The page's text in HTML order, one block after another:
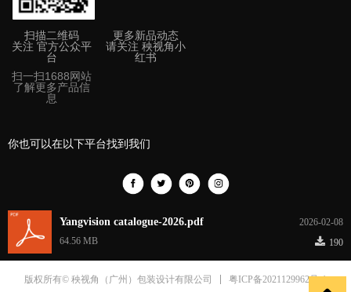
你也可以在以下平台找到我们
更多新品动态
请关注 秧视角小
红书
扫一扫1688网站
了解更多产品信
息
扫描二维码
关注 官方公众平
台
2026-02-08
Yangvision catalogue-2026.pdf
끂 190
64.56 MB
版权所有© 秧视角（广州）包装设计有限公司 粤ICP备2021129962号-1